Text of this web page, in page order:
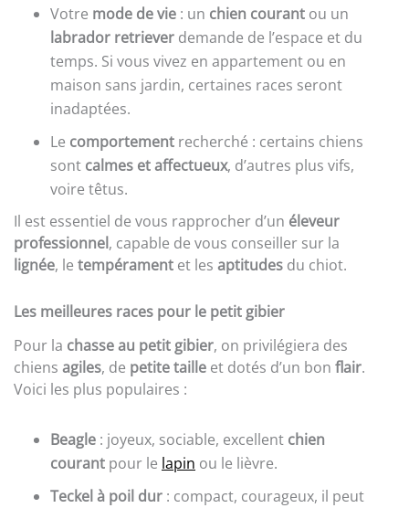
Votre mode de vie : un chien courant ou un
labrador retriever demande de l’espace et du
temps. Si vous vivez en appartement ou en
maison sans jardin, certaines races seront
inadaptées.
Le comportement recherché : certains chiens
sont calmes et affectueux, d’autres plus vifs,
voire têtus.
Il est essentiel de vous rapprocher d’un éleveur
professionnel, capable de vous conseiller sur la
lignée, le tempérament et les aptitudes du chiot.
Les meilleures races pour le petit gibier
Pour la chasse au petit gibier, on privilégiera des
chiens agiles, de petite taille et dotés d’un bon flair.
Voici les plus populaires :
Beagle : joyeux, sociable, excellent chien
courant pour le lapin ou le lièvre.
Teckel à poil dur : compact, courageux, il peut